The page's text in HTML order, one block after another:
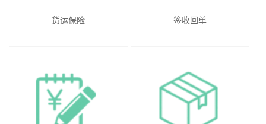
货运保险 签收回单